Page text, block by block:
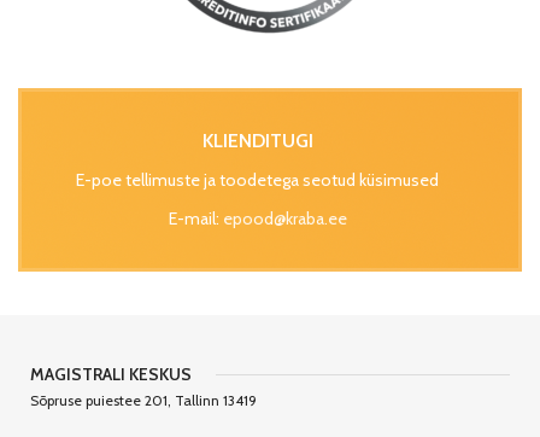
KLIENDITUGI
E-poe tellimuste ja toodetega seotud küsimused
E-mail: epood@kraba.ee
MAGISTRALI KESKUS
Sõpruse puiestee 201, Tallinn 13419